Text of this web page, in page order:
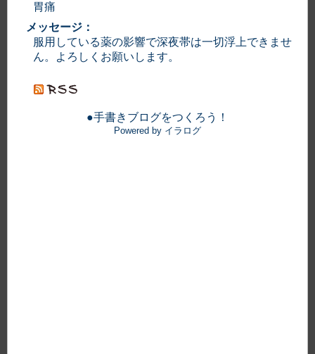
胃痛
メッセージ：
服用している薬の影響で深夜帯は一切浮上できませ
ん。よろしくお願いします。
●手書きブログをつくろう！
Powered by イラログ